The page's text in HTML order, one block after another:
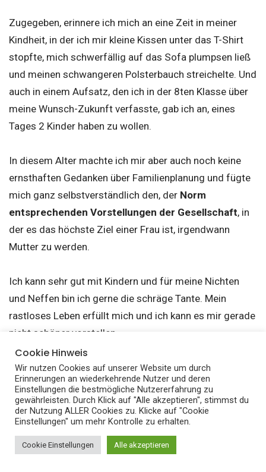
Zugegeben, erinnere ich mich an eine Zeit in meiner
Kindheit, in der ich mir kleine Kissen unter das T-Shirt
stopfte, mich schwerfällig auf das Sofa plumpsen ließ
und meinen schwangeren Polsterbauch streichelte. Und
auch in einem Aufsatz, den ich in der 8ten Klasse über
meine Wunsch-Zukunft verfasste, gab ich an, eines
Tages 2 Kinder haben zu wollen.
In diesem Alter machte ich mir aber auch noch keine
ernsthaften Gedanken über Familienplanung und fügte
mich ganz selbstverständlich den, der Norm
entsprechenden Vorstellungen der Gesellschaft, in
der es das höchste Ziel einer Frau ist, irgendwann
Mutter zu werden.
Ich kann sehr gut mit Kindern und für meine Nichten
und Neffen bin ich gerne die schräge Tante. Mein
rastloses Leben erfüllt mich und ich kann es mir gerade
nicht schöner vorstellen.
Ich bin glücklich und wünsche mir von Herzen
dasselbe für dich, wie auch immer dein eigener Weg
dahin aussehen mag!
Autoreninfo: Joanna K.
Cookie Hinweis
Wir nutzen Cookies auf unserer Website um durch
Erinnerungen an wiederkehrende Nutzer und deren
Einstellungen die bestmögliche Nutzererfahrung zu
gewährleisten. Durch Klick auf "Alle akzeptieren", stimmst du
der Nutzung ALLER Cookies zu. Klicke auf "Cookie
Einstellungen" um mehr Kontrolle zu erhalten.
Cookie Einstellungen Alle akzeptieren